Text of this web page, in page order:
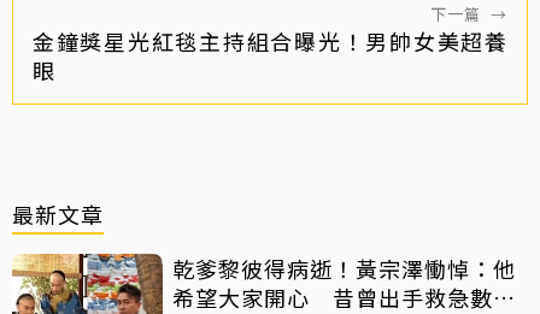
下一篇 →
金鐘獎星光紅毯主持組合曝光！男帥女美超養
眼
最新文章
乾爹黎彼得病逝！黃宗澤慟悼：他
希望大家開心 昔曾出手救急數十